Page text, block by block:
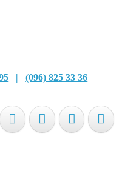
|(096) 825 33 36